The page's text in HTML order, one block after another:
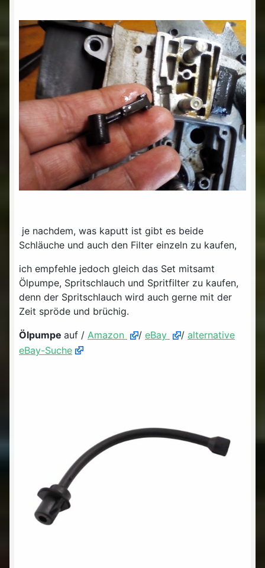
je nachdem, was kaputt ist gibt es beide
Schläuche und auch den Filter einzeln zu kaufen,
ich empfehle jedoch gleich das Set mitsamt
Ölpumpe, Spritschlauch und Spritfilter zu kaufen,
denn der Spritschlauch wird auch gerne mit der
Zeit spröde und brüchig.
Ölpumpe auf / Amazon / eBay / alternative
eBay-Suche